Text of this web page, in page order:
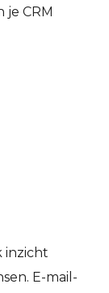
CRM
inzicht
E-mail-